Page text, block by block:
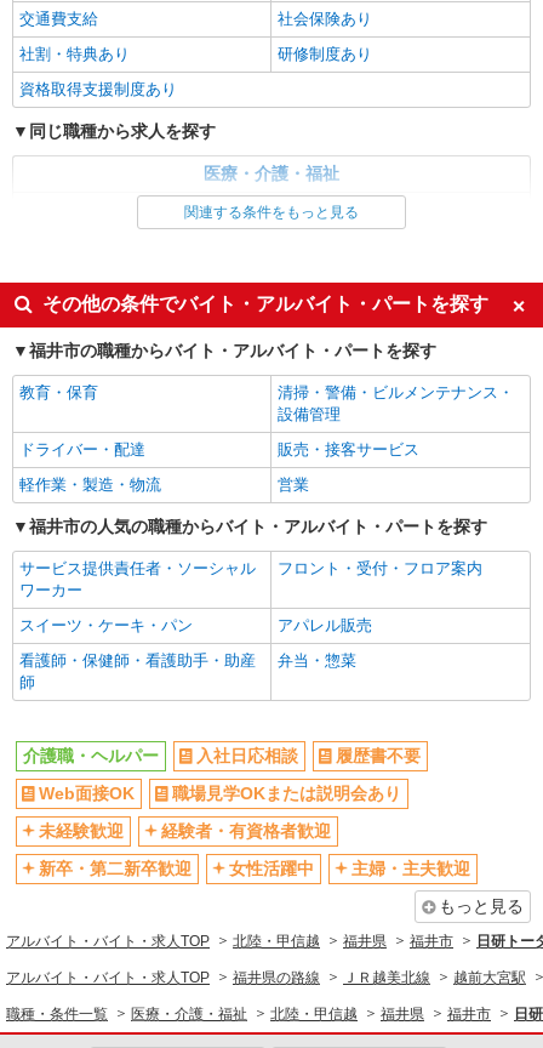
シニア向けマンションで見守・食事配膳など＊
越前花堂駅＊日払可
時給1550円〜2187円 ＜日払い有/週払い有/交
通費全支給(ガソリン代含む)＞
勤務≫≪夕方退社≫
時給1550円〜2187円 ＜日払い有/週払い有/交
通費全支給(ガソリン代含む)＞
福井市内 最寄り駅：越前花堂
キープ 詳細を見る
派遣社員
株式会社kotrio /●KY-H-1953518
アの巡回など
通費全支給(ガソリン代含む)＞
福井市内｜最寄り駅：福井
キープ 詳細を見る
派遣社員
株式会社kotrio /●KY-H-1954352
越前花堂駅｜リハビリ補助などのデイサービス
STAFF♪未経験OK
時給1550円〜2187円 ＜日払い有/週払い有/交
通費全支給(ガソリン代含む)＞
キープ 詳細を見る
派遣社員
交通費支給
社会保険あり
社割・特典あり
研修制度あり
資格取得支援制度あり
同じ職種から求人を探す
医療・介護・福祉
未経験歓迎
ミドル（40代～）活躍中
週2～3日勤務OK
深夜
交通費支給
社会保険あり
関連する条件をもっと見る
その他の条件でバイト・アルバイト・パートを探す
福井市の職種からバイト・アルバイト・パートを探す
教育・保育
清掃・警備・ビルメンテナンス・
設備管理
ドライバー・配達
販売・接客サービス
軽作業・製造・物流
営業
福井市の人気の職種からバイト・アルバイト・パートを探す
サービス提供責任者・ソーシャル
ワーカー
フロント・受付・フロア案内
スイーツ・ケーキ・パン
アパレル販売
看護師・保健師・看護助手・助産
師
弁当・惣菜
介護職・ヘルパー 入社日応相談
履歴書不要
Web面接OK
職場見学OKまたは説明会あり
未経験歓迎
経験者・有資格者歓迎
新卒・第二新卒歓迎
女性活躍中
主婦・主夫歓迎
もっと見る
アルバイト・バイト・求人TOP 北陸・甲信越 福井県 福井市 日研トー
アルバイト・バイト・求人TOP 福井県の路線 ＪＲ越美北線 越前大宮駅
職種・条件一覧 医療・介護・福祉 北陸・甲信越 福井県 福井市 日